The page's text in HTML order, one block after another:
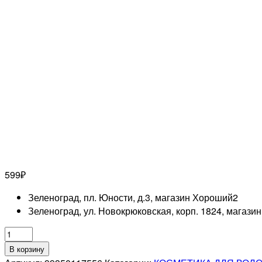
599₽
Зеленоград, пл. Юности, д.3, магазин Хороший2
Зеленоград, ул. Новокрюковская, корп. 1824,
Количество
товара
В корзину